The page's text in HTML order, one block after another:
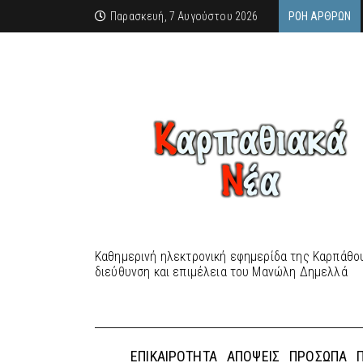
Παρασκευή, 7 Αυγούστου 2026 ΡΟΉ ΆΡΘΡΩΝ
Καθημερινή ηλεκτρονική εφημερίδα της
διεύθυνση και επιμέλεια του Μανώλη Δημελλά
ΕΠΙΚΑΙΡΌΤΗΤΑ ΑΠΌΨΕΙΣ ΠΡΌΣΩΠΑ